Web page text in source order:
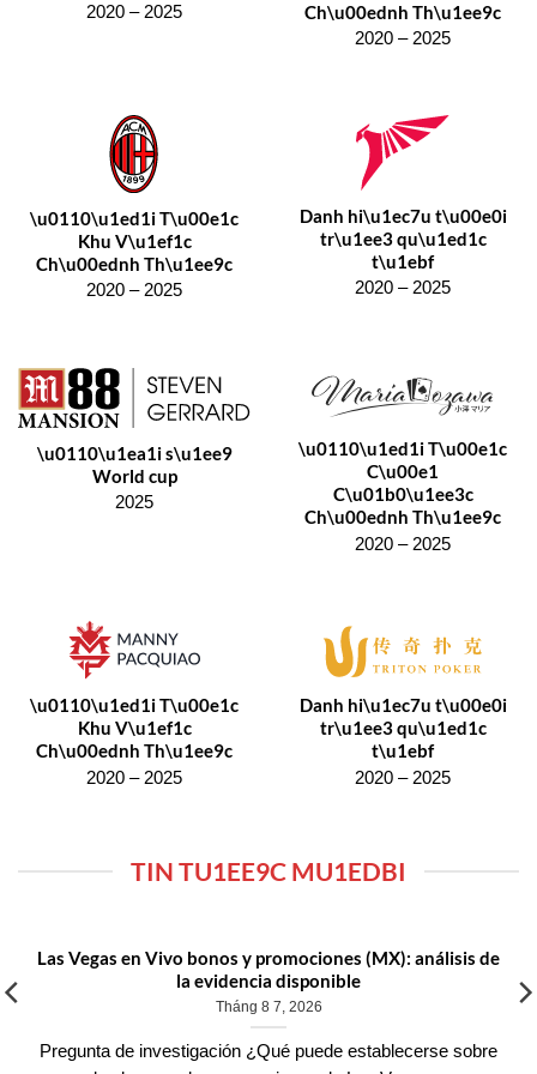
2020 – 2025 Ch\u00ednh Th\u1ee9c
2020 – 2025
\u0110\u1ed1i T\u00e1c
Khu V\u1ef1c
Ch\u00ednh Th\u1ee9c
2020 – 2025
Danh hi\u1ec7u t\u00e0i
tr\u1ee3 qu\u1ed1c
t\u1ebf
2020 – 2025
\u0110\u1ea1i s\u1ee9
World cup
2025
\u0110\u1ed1i T\u00e1c
C\u00e1
C\u01b0\u1ee3c
Ch\u00ednh Th\u1ee9c
2020 – 2025
\u0110\u1ed1i T\u00e1c
Khu V\u1ef1c
Ch\u00ednh Th\u1ee9c
2020 – 2025
Danh hi\u1ec7u t\u00e0i
tr\u1ee3 qu\u1ed1c
t\u1ebf
2020 – 2025
TIN TU1EE9C MU1EDBI
Las Vegas en Vivo bonos y promociones (MX): análisis de
la evidencia disponible
Tháng 8 7, 2026
Pregunta de investigación ¿Qué puede establecerse sobre